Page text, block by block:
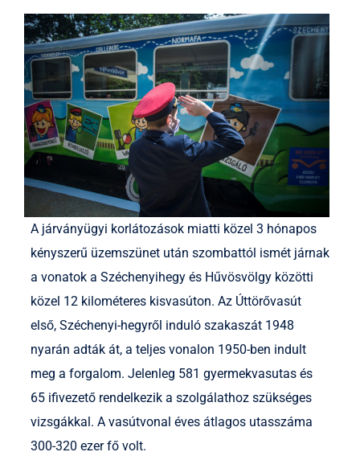
A járványügyi korlátozások miatti közel 3 hónapos
kényszerű üzemszünet után szombattól ismét járnak
a vonatok a Széchenyihegy és Hűvösvölgy közötti
közel 12 kilométeres kisvasúton. Az Úttörővasút
első, Széchenyi-hegyről induló szakaszát 1948
nyarán adták át, a teljes vonalon 1950-ben indult
meg a forgalom. Jelenleg 581 gyermekvasutas és
65 ifivezető rendelkezik a szolgálathoz szükséges
vizsgákkal. A vasútvonal éves átlagos utasszáma
300-320 ezer fő volt.